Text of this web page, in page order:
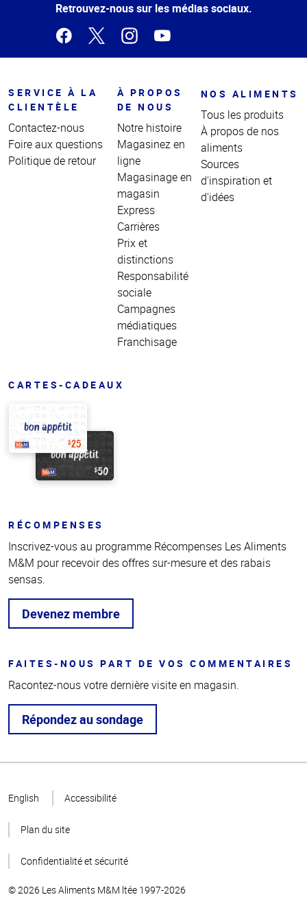
Retrouvez-nous sur les médias sociaux.
SERVICE À LA
CLIENTÈLE
Contactez-nous
Foire aux questions
Politique de retour
À PROPOS
DE NOUS
Notre histoire
Magasinez en
ligne
Magasinage en
magasin
Express
Carrières
Prix et
distinctions
Responsabilité
sociale
Campagnes
médiatiques
Franchisage
NOS ALIMENTS
Tous les produits
À propos de nos
aliments
Sources
d'inspiration et
d'idées
CARTES-CADEAUX
RÉCOMPENSES
Inscrivez-vous au programme Récompenses Les Aliments
M&M pour recevoir des offres sur-mesure et des rabais
sensas.
Devenez membre
FAITES-NOUS PART DE VOS COMMENTAIRES
Racontez-nous votre dernière visite en magasin.
Répondez au sondage
page
English Accessibilité
Plan du site
Confidentialité et sécurité
© 2026 Les Aliments M&M ltée 1997-2026